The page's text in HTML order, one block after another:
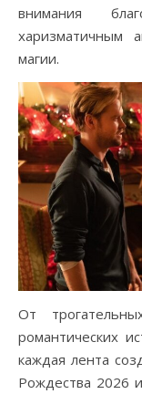
внимания
харизматичным
магии.
От
романтических
каждая лента
Рождества 2026